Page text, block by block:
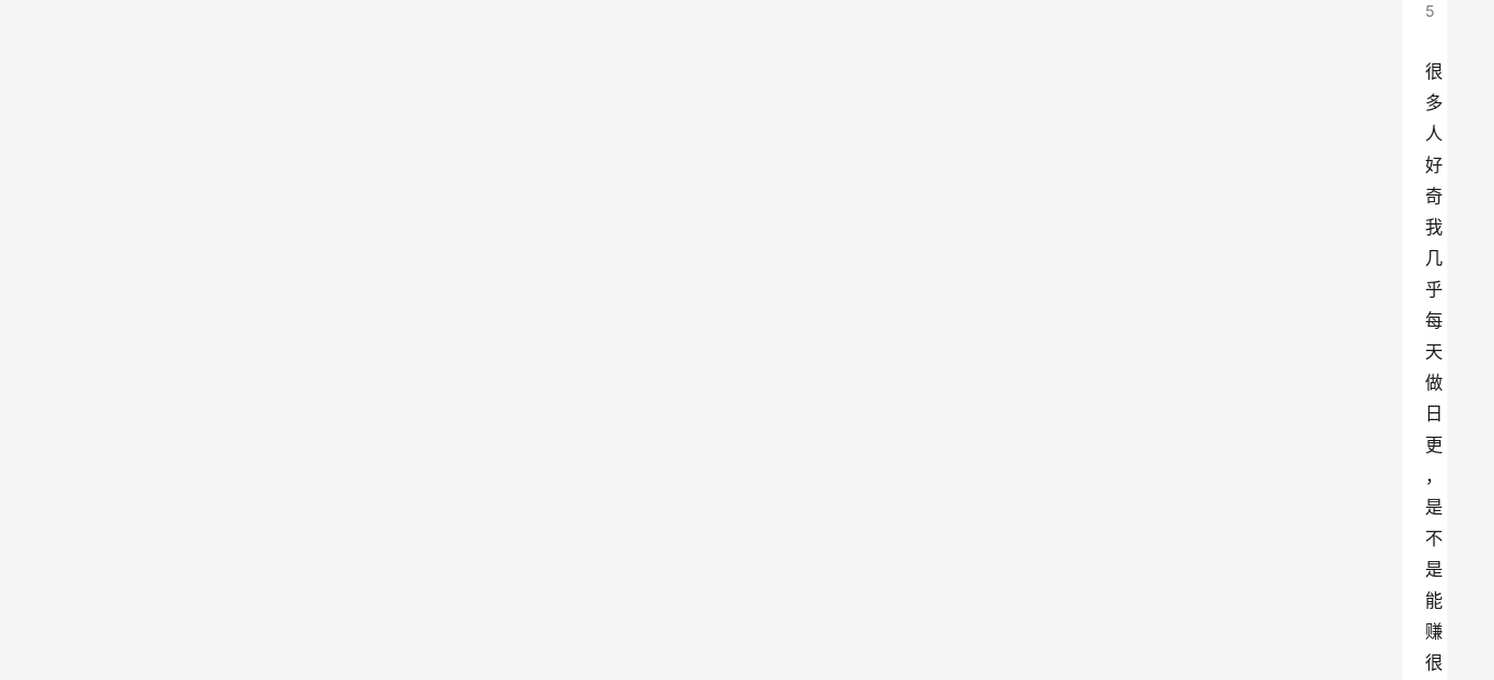
5
很
多
人
好
奇
我
几
乎
每
天
做
日
更
，
是
不
是
能
赚
很